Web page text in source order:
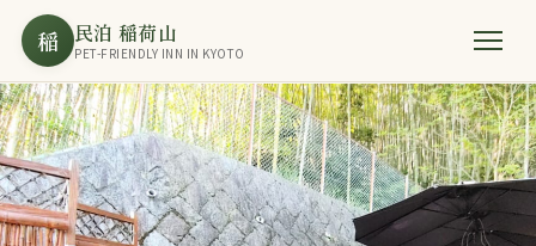
稲 民泊 稲荷山
PET-FRIENDLY INN IN KYOTO